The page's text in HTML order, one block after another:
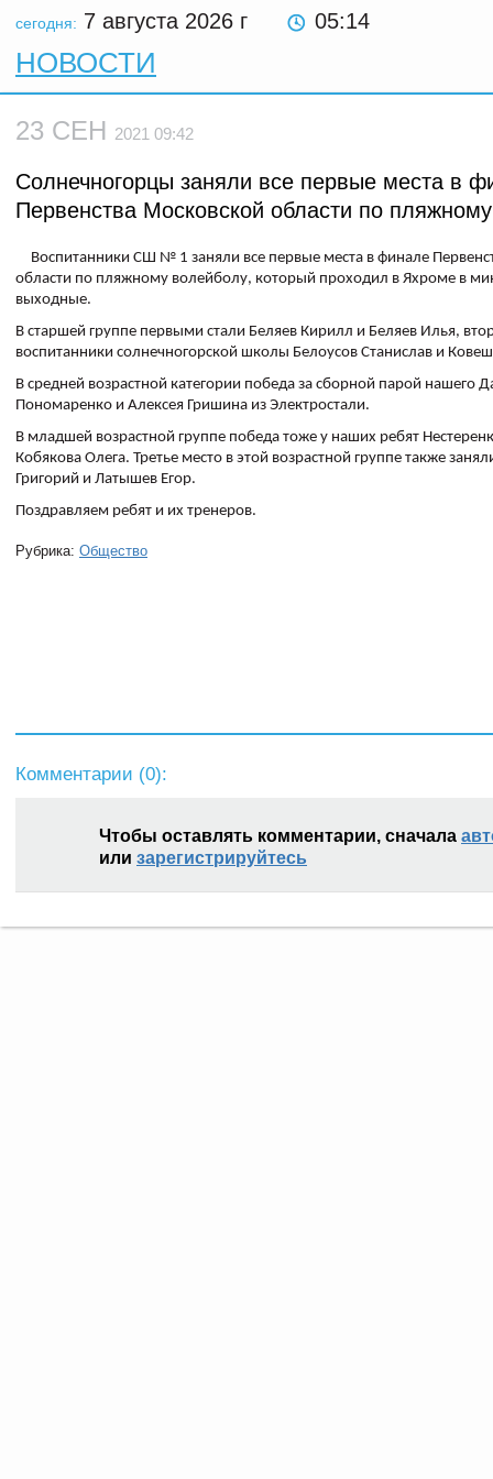
сегодня: 7 августа 2026 г 05:14
НОВОСТИ
23 СЕН 2021 09:42
Солнечногорцы заняли все первые места в
Первенства Московской области по
Воспитанники СШ № 1 заняли все первые места в финале
области по пляжному волейболу, который проходил в Яхроме в
выходные.
В старшей группе первыми стали Беляев Кирилл и Беляев Илья,
воспитанники солнечногорской школы Белоусов Станислав и
В средней возрастной категории победа за сборной парой нашего
Пономаренко и Алексея Гришина из Электростали.
В младшей возрастной группе победа тоже у наших ребят
Кобякова Олега. Третье место в этой возрастной группе также
Григорий и Латышев Егор.
Поздравляем ребят и их тренеров.
Рубрика: Общество
Комментарии (0):
Чтобы оставлять комментарии, сначала
или зарегистрируйтесь